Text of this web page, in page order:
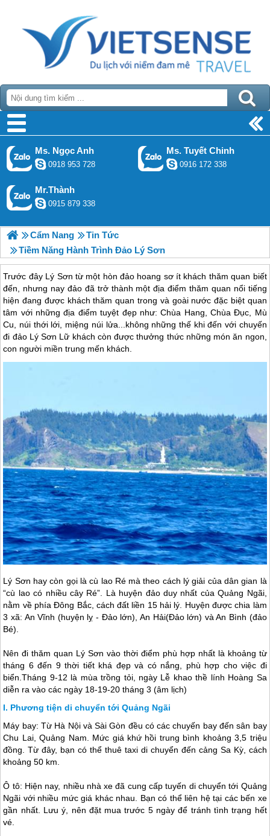
Ms. Ngọc Anh
0918 953 728
Ms. Tuyết Chinh
0916 172 338
Mr.Thành
0915 879 338
Cẩm Nang
Tin Tức
Tiềm Năng Hành Trình Đảo Lý Sơn
Trước đây Lý Sơn từ một hòn đảo hoang sơ ít khách thăm quan biết
đến, nhưng nay đảo đã trở thành một địa điểm thăm quan nổi tiếng
hiện đang được khách thăm quan trong và goài nước đặc biệt quan
tâm với những địa điểm tuyệt đẹp như: Chùa Hang, Chùa Đục, Mù
Cu, núi thới lới, miệng núi lửa...không những thế khi đến với chuyến
đi đảo Lý Sơn Lữ khách còn được thưởng thức những món ăn ngon,
con người miền trung mến khách.
Lý Sơn hay còn gọi là cù lao Ré mà theo cách lý giải của dân gian là
“cù lao có nhiều cây Ré”. Là huyện đảo duy nhất của Quảng Ngãi,
nằm về phía Đông Bắc, cách đất liền 15 hải lý. Huyện được chia làm
3 xã: An Vĩnh (huyện lỵ - Đảo lớn), An Hải(Đảo lớn) và An Bình (đảo
Bé).
Nên đi thăm quan Lý Sơn vào thời điểm phù hợp nhất là khoảng từ
tháng 6 đến 9 thời tiết khá đẹp và có nắng, phù hợp cho việc đi
biển.Tháng 9-12 là mùa trồng tỏi, ngày Lễ khao thề lính Hoàng Sa
diễn ra vào các ngày 18-19-20 tháng 3 (âm lịch)
Phương tiện di chuyển tới Quảng Ngãi
Máy bay: Từ Hà Nội và Sài Gòn đều có các chuyến bay đến sân bay
Chu Lai, Quảng Nam. Mức giá khứ hồi trung bình khoảng 3,5 triệu
đồng. Từ đây, bạn có thể thuê taxi di chuyển đến cảng Sa Kỳ, cách
khoảng 50 km.
Ô tô: Hiện nay, nhiều nhà xe đã cung cấp tuyến di chuyển tới Quảng
Ngãi với nhiều mức giá khác nhau. Bạn có thể liên hệ tại các bến xe
gần nhất. Lưu ý, nên đặt mua trước 5 ngày để tránh tình trạng hết
vé.